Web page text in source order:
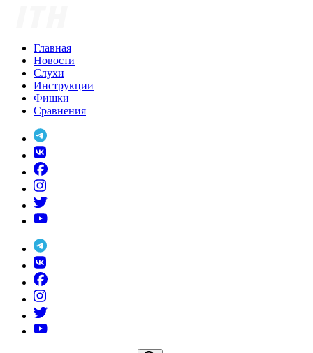
Главная
Новости
Слухи
Инструкции
Фишки
Сравнения